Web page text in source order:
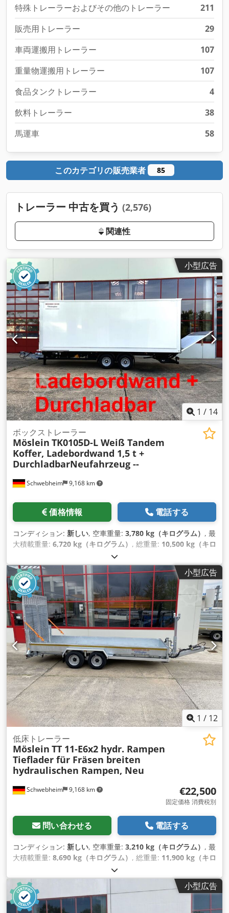
特殊トレーラーおよびその他のトレーラー
211
販売用トレーラー
29
車両運搬用トレーラー
107
重量物運搬用トレーラー
107
食品タンクトレーラー
4
飲料トレーラー
38
馬運車
58
このカテゴリの販売業者 85
トレーラー 中古を買う (2,576)
関連性
小型広告
1 / 14
Schwebheim 9,168 km
ボックストレーラー
Möslein TK0105D-L Weiß Tandem
Koffer, Ladebordwand 1,5 t +
DurchladbarNeufahrzeug --
価格情報 電話する
コンディション: 新しい, 空車重量: 3,780 kg（キログラム） , 最
大積載重量: 6,720 kg（キログラム） , 総重量: 10,500 kg（キロ
, 荷室長:
mm, 荷室高:2,420 mm, 積載スペース容量:42 m³, サスペン
ション:空気, タイヤサイズ:245/70 R 17,5, ホイールベース:
990 mm, 色:その他, 変速方式:その他, フロントタイヤサイズ:
245/70 R 17,5, 後輪タイヤサイズ:245/70 R 17,5, 運転席: その
他, 排出クラス:なし, 装備:ABS（アンチロック・ブレーキ・シ
ステム）, テールリフト, 圧縮空気ブレーキ,
小型広告
1 / 12
Schwebheim 9,168 km
低床トレーラー
Möslein TT 11-E6x2 hydr. Rampen
Tieflader für Fräsen breiten
hydraulischen Rampen, Neu
€22,500
固定価格 消費税別
問い合わせる 電話する
コンディション: 新しい, 空車重量: 3,210 kg（キログラム） , 最
大積載重量: 8,690 kg（キログラム） , 総重量: 11,900 kg（キロ
, 荷室長:
mm, サスペンション:その他, タイヤサイズ:235 / 75 R 17,5,
色:その他 その他 , フロントタイヤサイズ: 235 / 75
R 17,5, 後輪タイヤサイズ:235 / 75 R 17,5
小型広告